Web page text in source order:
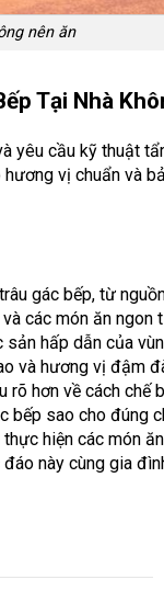
nên ăn
Tại Nhà
yêu cầu kỹ thuật
vị chuẩn và
gác bếp, từ
các món ăn ngon
hấp dẫn của
và hương vị đậm
rõ hơn về cách chế
bếp sao cho đúng
thực hiện các món
này cùng gia